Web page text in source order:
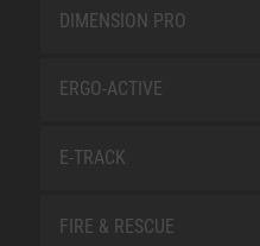
DIMENSION PRO
ERGO-ACTIVE
E-TRACK
FIRE & RESCUE